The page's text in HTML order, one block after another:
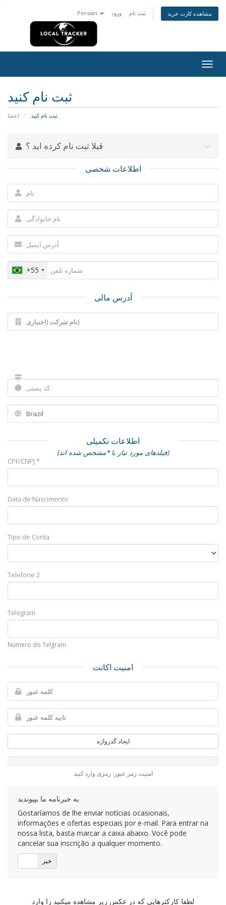
Persian ورود ثبت نام مشاهده کارت خرید
تغییر
ثبت نام کنید
اعضا ثبت نام کنید
قبلا ثبت نام کرده اید ؟
اطلاعات شخصی
+55
آدرس مالی
اطلاعات تکمیلی
(فیلدهای مورد نیاز با *مشخص شده اند)
CPF/CNPJ *
Data de Nascimento
Tipo de Conta
Telefone 2
Telegram
Numero do Telgram
امنیت اکانت
ایجاد گذرواژه
امنیت رمز عبور: رمزی وارد کنید
به خبرنامه ما بپیوندید
Gostaríamos de lhe enviar notícias ocasionais,
informações e ofertas especiais por e-mail. Para entrar na
nossa lista, basta marcar a caixa abaixo. Você pode
cancelar sua inscrição a qualquer momento.
خیر
لطفا کارکترهایی که در عکس زیر مشاهده میکنید را وارد